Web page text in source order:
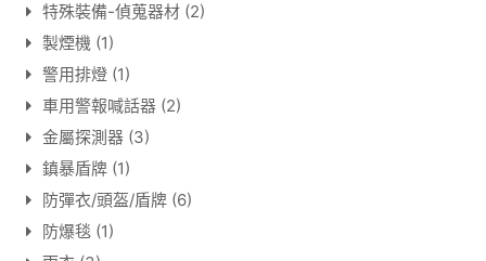
特殊裝備-偵蒐器材 (2)
製煙機 (1)
警用排燈 (1)
車用警報喊話器 (2)
金屬探測器 (3)
鎮暴盾牌 (1)
防彈衣/頭盔/盾牌 (6)
防爆毯 (1)